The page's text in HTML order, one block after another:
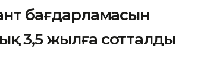
бағдарламасын
3,5 жылға сотталды